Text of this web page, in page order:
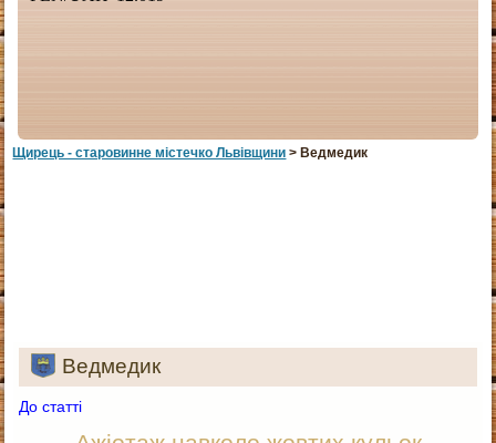
Щирець - старовинне мiстечко Львiвщини > Ведмедик
Ведмедик
До статті